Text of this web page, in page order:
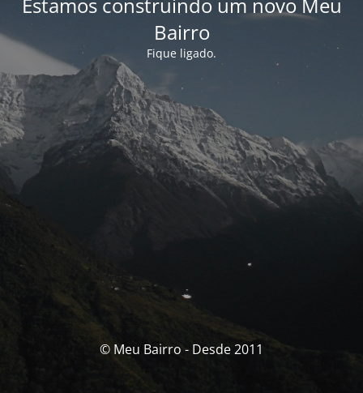
Bairro
Fique ligado.
© Meu Bairro - Desde 2011